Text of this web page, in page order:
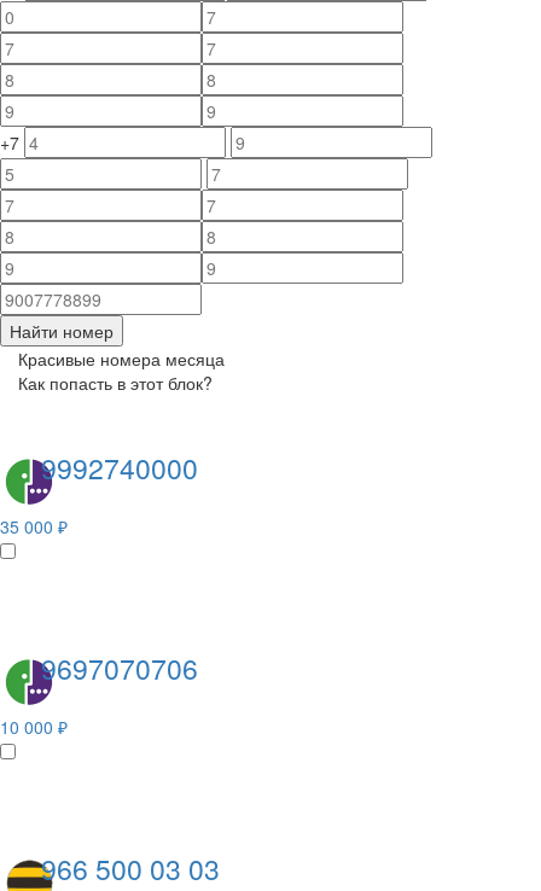
+7
Найти номер
Красивые номера месяца
Как попасть в этот блок?
9992740000
35 000 ₽
9697070706
10 000 ₽
966 500 03 03